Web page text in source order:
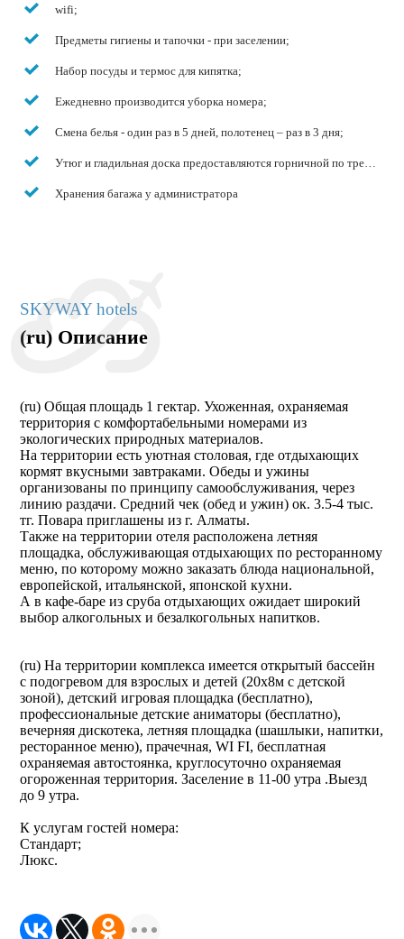
wifi;
Предметы гигиены и тапочки - при заселении;
Набор посуды и термос для кипятка;
Ежедневно производится уборка номера;
Смена белья - один раз в 5 дней, полотенец – раз в 3 дня;
Утюг и гладильная доска предоставляются горничной по
Хранения багажа у администратора
SKYWAY hotels
(ru) Описание
(ru) Общая площадь 1 гектар. Ухоженная, охраняемая
территория с комфортабельными номерами из
экологических природных материалов.
На территории есть уютная столовая, где отдыхающих
кормят вкусными завтраками. Обеды и ужины
организованы по принципу самообслуживания, через
линию раздачи. Средний чек (обед и ужин) ок. 3.5-4 тыс.
тг. Повара приглашены из г. Алматы.
Также на территории отеля расположена летняя
площадка, обслуживающая отдыхающих по ресторанному
меню, по которому можно заказать блюда национальной,
европейской, итальянской, японской кухни.
А в кафе-баре из сруба отдыхающих ожидает широкий
выбор алкогольных и безалкогольных напитков.
(ru) На территории комплекса имеется открытый бассейн
с подогревом для взрослых и детей (20х8м с детской
зоной), детский игровая площадка (бесплатно),
профессиональные детские аниматоры (бесплатно),
вечерняя дискотека, летняя площадка (шашлыки, напитки,
ресторанное меню), прачечная, WI FI, бесплатная
охраняемая автостоянка, круглосуточно охраняемая
огороженная территория. Заселение в 11-00 утра .Выезд
до 9 утра.
К услугам гостей номера:
Стандарт;
Люкс.